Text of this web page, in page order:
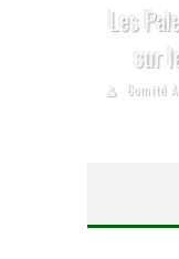
Les
sur
Comité